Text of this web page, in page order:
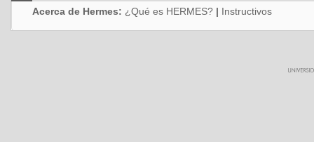
Acerca de Hermes: ¿Qué es HERMES? | Instructivos